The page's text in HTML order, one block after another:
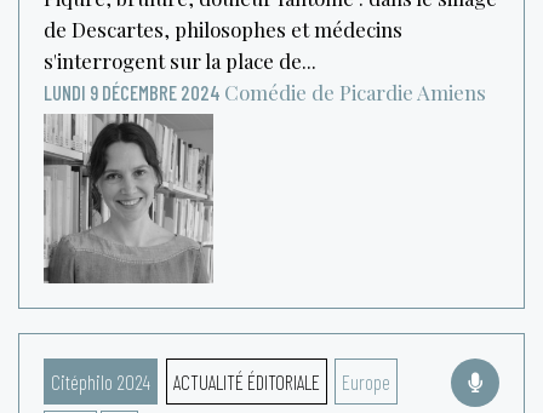
de Descartes, philosophes et médecins
s'interrogent sur la place de...
LUNDI 9 DÉCEMBRE 2024 Comédie de Picardie Amiens
Citéphilo 2024 ACTUALITÉ ÉDITORIALE Europe